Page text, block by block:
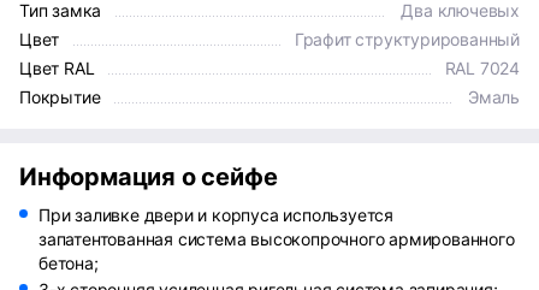
Тип замка
Два ключевых
Цвет
Графит структурированный
Цвет RAL
RAL 7024
Покрытие
Эмаль
Информация о сейфе
При заливке двери и корпуса используется
запатентованная система высокопрочного армированного
бетона;